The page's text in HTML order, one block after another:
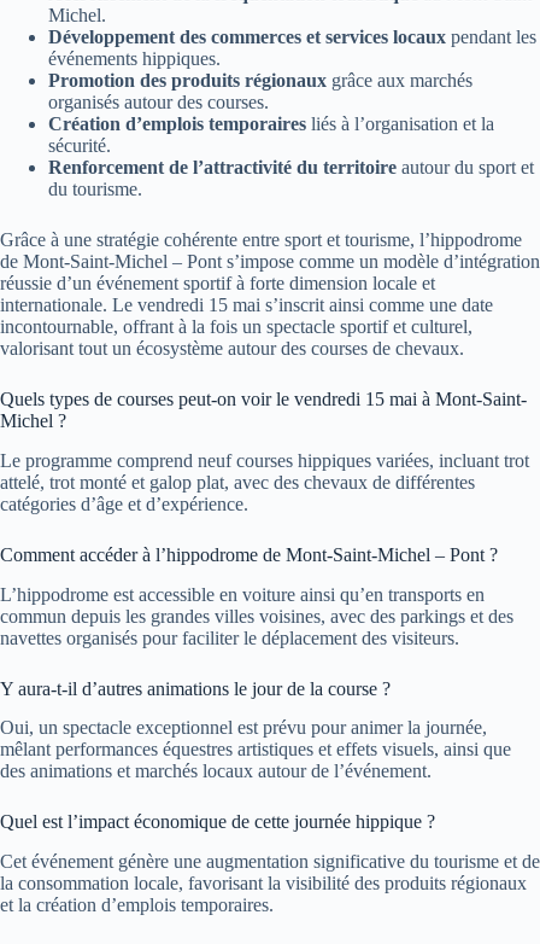
Michel.
Développement des commerces et services locaux pendant les
événements hippiques.
Promotion des produits régionaux grâce aux marchés
organisés autour des courses.
Création d’emplois temporaires liés à l’organisation et la
sécurité.
Renforcement de l’attractivité du territoire autour du sport et
du tourisme.
Grâce à une stratégie cohérente entre sport et tourisme, l’hippodrome
de Mont-Saint-Michel – Pont s’impose comme un modèle d’intégration
réussie d’un événement sportif à forte dimension locale et
internationale. Le vendredi 15 mai s’inscrit ainsi comme une date
incontournable, offrant à la fois un spectacle sportif et culturel,
valorisant tout un écosystème autour des courses de chevaux.
Quels types de courses peut-on voir le vendredi 15 mai à Mont-Saint-
Michel ?
Le programme comprend neuf courses hippiques variées, incluant trot
attelé, trot monté et galop plat, avec des chevaux de différentes
catégories d’âge et d’expérience.
Comment accéder à l’hippodrome de Mont-Saint-Michel – Pont ?
L’hippodrome est accessible en voiture ainsi qu’en transports en
commun depuis les grandes villes voisines, avec des parkings et des
navettes organisés pour faciliter le déplacement des visiteurs.
Y aura-t-il d’autres animations le jour de la course ?
Oui, un spectacle exceptionnel est prévu pour animer la journée,
mêlant performances équestres artistiques et effets visuels, ainsi que
des animations et marchés locaux autour de l’événement.
Quel est l’impact économique de cette journée hippique ?
Cet événement génère une augmentation significative du tourisme et de
la consommation locale, favorisant la visibilité des produits régionaux
et la création d’emplois temporaires.